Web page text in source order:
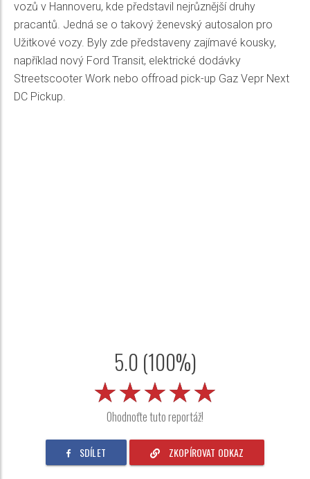
vozů v Hannoveru, kde představil nejrůznější druhy
pracantů. Jedná se o takový ženevský autosalon pro
Užitkové vozy. Byly zde představeny zajímavé kousky,
například nový Ford Transit, elektrické dodávky
Streetscooter Work nebo offroad pick-up Gaz Vepr Next
DC Pickup.
5.0 (100%)
★★★★★
★★★★★
★★★★★
Ohodnoťte tuto reportáž!
SDÍLET ZKOPÍROVAT ODKAZ